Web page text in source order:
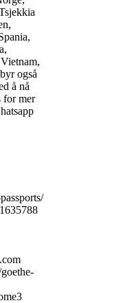
også
å nå
for mer